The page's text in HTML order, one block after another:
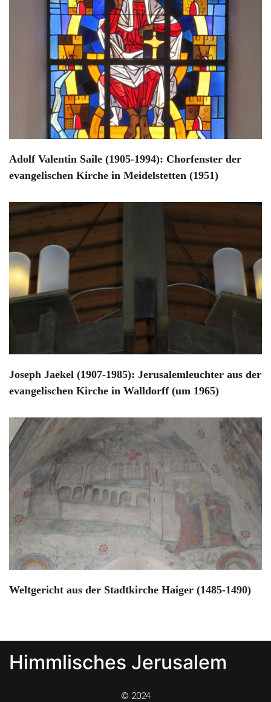
Adolf Valentin Saile (1905-1994): Chorfenster der
evangelischen Kirche in Meidelstetten (1951)
Joseph Jaekel (1907-1985): Jerusalemleuchter aus der
evangelischen Kirche in Walldorff (um 1965)
Weltgericht aus der Stadtkirche Haiger (1485-1490)
Himmlisches Jerusalem
© 2024